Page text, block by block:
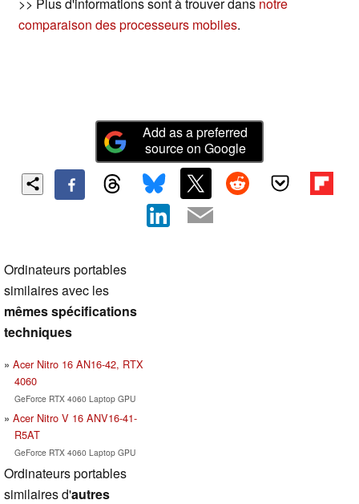
>> Plus d'informations sont à trouver dans notre
comparaison des processeurs mobiles.
Add as a preferred
source on Google
Ordinateurs portables
similaires avec les
mêmes spécifications
techniques
Acer Nitro 16 AN16-42, RTX
4060
GeForce RTX 4060 Laptop GPU
Acer Nitro V 16 ANV16-41-
R5AT
GeForce RTX 4060 Laptop GPU
Ordinateurs portables
similaires d'autres